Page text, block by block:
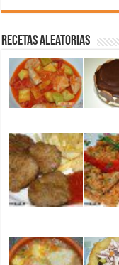
Recetas aleatorias